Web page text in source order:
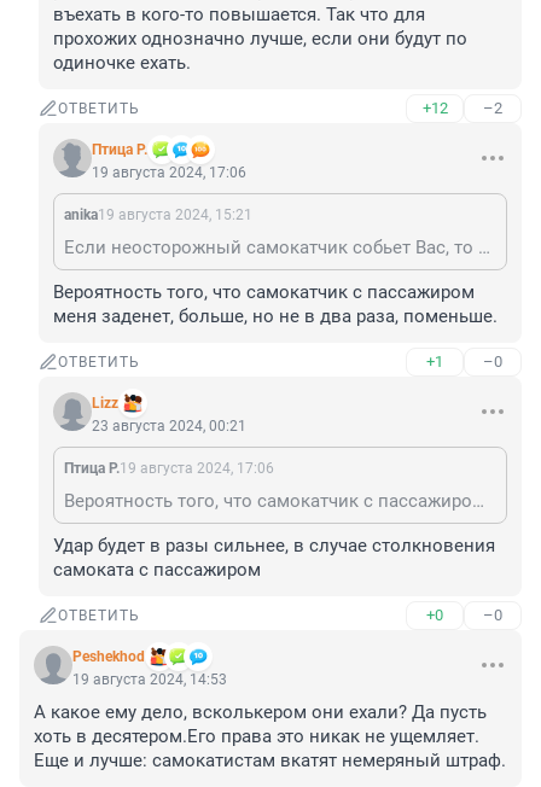
въехать в кого-то повышается. Так что для
прохожих однозначно лучше, если они будут по
одиночке ехать.
ОТВЕТИТЬ +12 –2
Птица Р.
19 августа 2024, 17:06
anika19 августа 2024, 15:21
Если неосторожный самокатчик собьет Вас, то Вы получите нехилый удар, а уж с двумя мужиками на его борту будет еще больнее. Плюс вдвоем равновесие тяжелее держать и вероятность въехать в кого-то повышается. Так что для прохожих однозначно лучше, если они будут по одиночке ехать.
Вероятность того, что самокатчик с пассажиром
меня заденет, больше, но не в два раза, поменьше.
ОТВЕТИТЬ +1 –0
Lizz
23 августа 2024, 00:21
Птица Р.19 августа 2024, 17:06
Вероятность того, что самокатчик с пассажиром меня заденет, больше, но не в два раза, поменьше.
Удар будет в разы сильнее, в случае столкновения
самоката с пассажиром
ОТВЕТИТЬ +0 –0
Peshekhod
19 августа 2024, 14:53
А какое ему дело, всколькером они ехали? Да пусть
хоть в десятером.Его права это никак не ущемляет.
Еще и лучше: самокатистам вкатят немеряный штраф.